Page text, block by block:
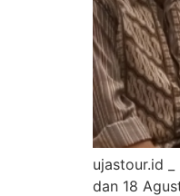
ujastour.id
dan 18